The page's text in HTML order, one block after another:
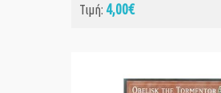
Τιμή: 4,00€